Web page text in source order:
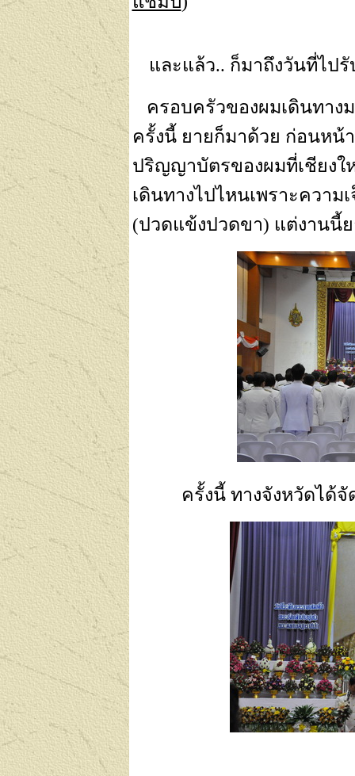
และแล้ว.. ก็มาถึงวันที่ไป
ครอบครัวของผมเดินทาง
ครั้งนี้ ยายก็มาด้วย ก่อนหน้
ปริญญาบัตรของผมที่เชียง
เดินทางไปไหนเพราะควา
(ปวดแข้งปวดขา) แต่งานนี้
ครั้งนี้ ทางจังหวัดได้จั